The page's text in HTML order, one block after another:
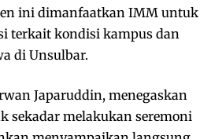
ini dimanfaatkan IMM untuk
terkait kondisi kampus dan
di Unsulbar.
Japaruddin, menegaskan
sekadar melakukan seremoni